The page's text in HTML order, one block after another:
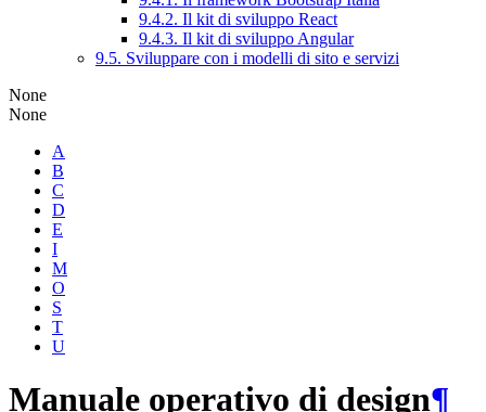
9.4.2. Il kit di sviluppo React
9.4.3. Il kit di sviluppo Angular
9.5. Sviluppare con i modelli di sito e servizi
None
None
A
B
C
D
E
I
M
O
S
T
U
Manuale operativo di design¶